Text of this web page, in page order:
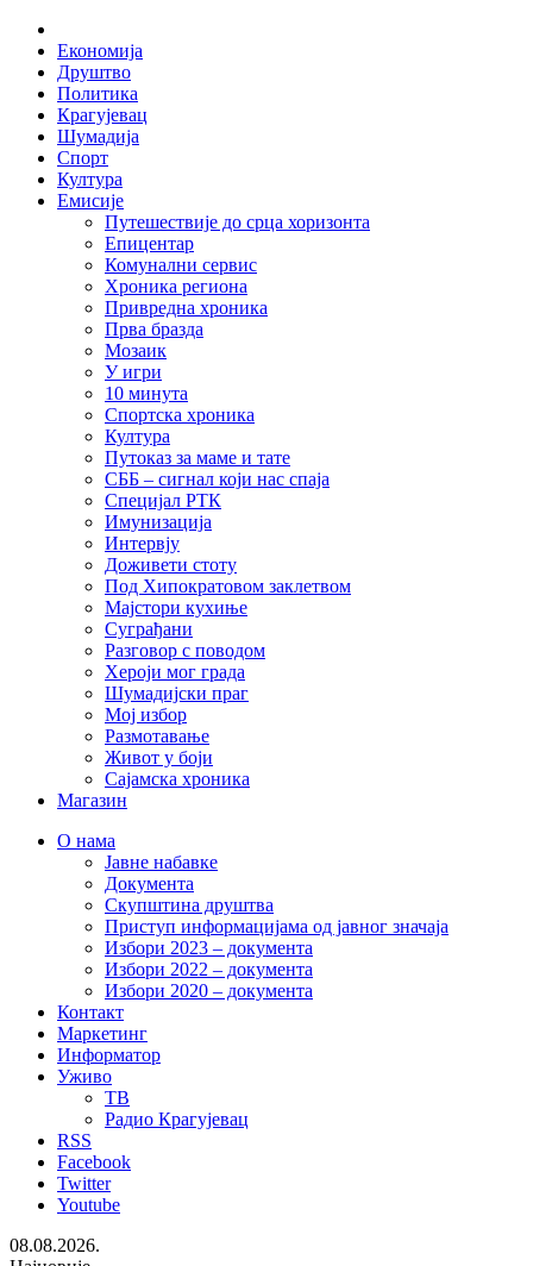
Skip
content
Економија
Друштво
Политика
Крагујевац
Шумадија
Спорт
Култура
Емисије
Путешествије до срца хоризонта
Епицентар
Комунални сервис
Хроника региона
Привредна хроника
Прва бразда
Мозаик
У игри
10 минута
Спортска хроника
Култура
Путоказ за маме и тате
СББ – сигнал који нас спаја
Специјал РТК
Имунизација
Интервју
Доживети стоту
Под Хипократовом заклетвом
Мајстори кухиње
Суграђани
Разговор с поводом
Хероји мог града
Шумадијски праг
Мој избор
Размотавање
Живот у боји
Сајамска хроника
Магазин
О нама
Јавне набавке
Документа
Скупштина друштва
Приступ информацијама од јавног значаја
Избори 2023 – документа
Избори 2022 – документа
Избори 2020 – документа
Контакт
Маркетинг
Информатор
Уживо
ТВ
Радио Крагујевац
RSS
Facebook
Twitter
Youtube
08.08.2026.